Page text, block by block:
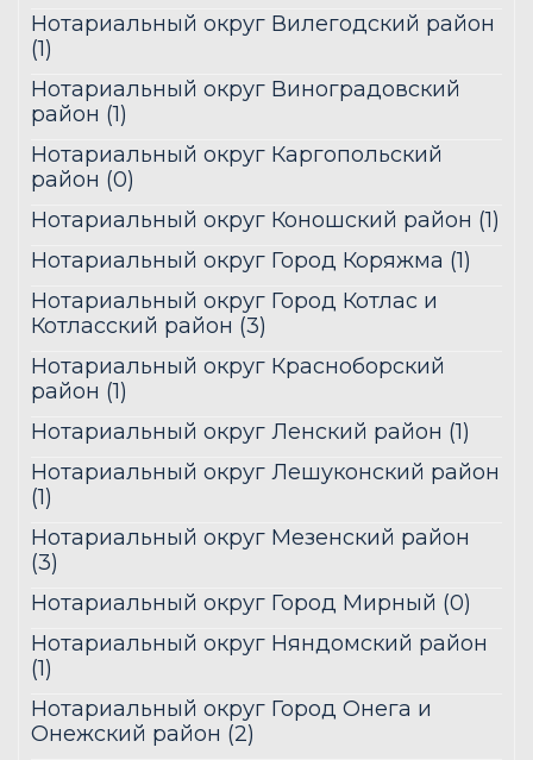
Нотариальный округ Вилегодский район
(1)
Нотариальный округ Виноградовский
район (1)
Нотариальный округ Каргопольский
район (0)
Нотариальный округ Коношский район (1)
Нотариальный округ Город Коряжма (1)
Нотариальный округ Город Котлас и
Котласский район (3)
Нотариальный округ Красноборский
район (1)
Нотариальный округ Ленский район (1)
Нотариальный округ Лешуконский район
(1)
Нотариальный округ Мезенский район
(3)
Нотариальный округ Город Мирный (0)
Нотариальный округ Няндомский район
(1)
Нотариальный округ Город Онега и
Онежский район (2)